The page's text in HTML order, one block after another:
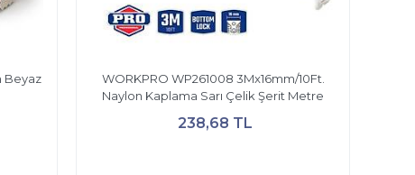
Beyaz
WORKPRO WP261008 3Mx16mm/10Ft.
Naylon Kaplama Sarı Çelik Şerit Metre
238,68 TL